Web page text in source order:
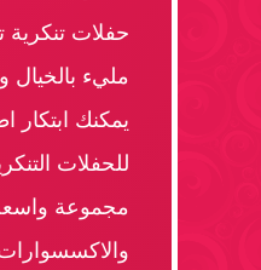
حفلات تنكرية
مليء بالخيال
يمكنك ابتكار
للحفلات
مجموعة